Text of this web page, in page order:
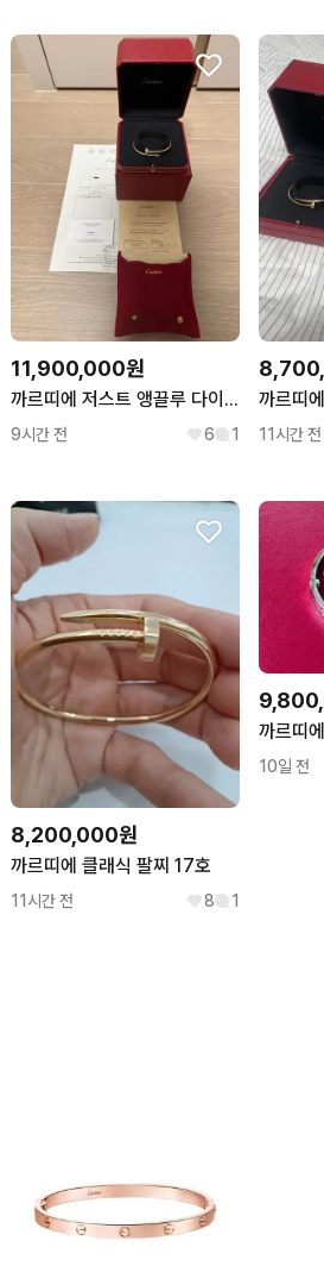
11,900,000원
까르띠에 저스트 앵끌루 다이아 클래식 로즈골드 팔찌 17호
9시간 전 6 1 11시간 전
8,200,000원
까르띠에 클래식 팔찌 17호
11시간 전 8 1
10일 전